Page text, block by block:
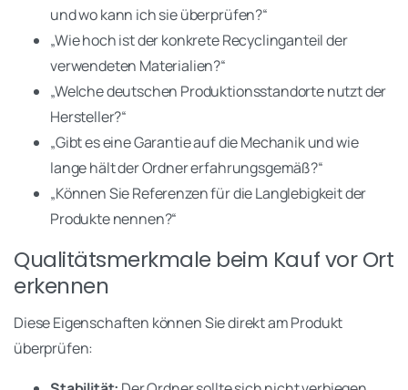
und wo kann ich sie überprüfen?“
„Wie hoch ist der konkrete Recyclinganteil der
verwendeten Materialien?“
„Welche deutschen Produktionsstandorte nutzt der
Hersteller?“
„Gibt es eine Garantie auf die Mechanik und wie
lange hält der Ordner erfahrungsgemäß?“
„Können Sie Referenzen für die Langlebigkeit der
Produkte nennen?“
Qualitätsmerkmale beim Kauf vor Ort
erkennen
Diese Eigenschaften können Sie direkt am Produkt
überprüfen: